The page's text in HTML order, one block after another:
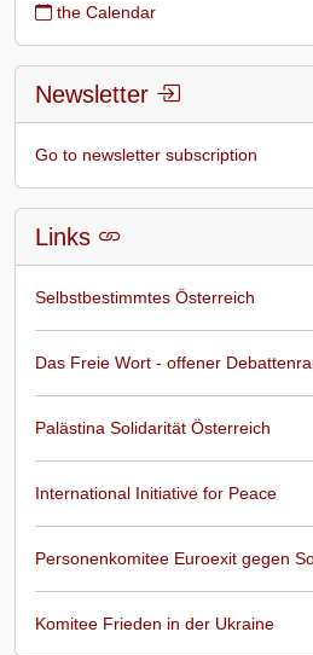
the Calendar
Newsletter
Go to newsletter subscription
Links
Selbstbestimmtes Österreich
Das Freie Wort - offener
Palästina Solidarität Österreich
International Initiative for Peace
Personenkomitee Euroexit gegen
Komitee Frieden in der Ukraine